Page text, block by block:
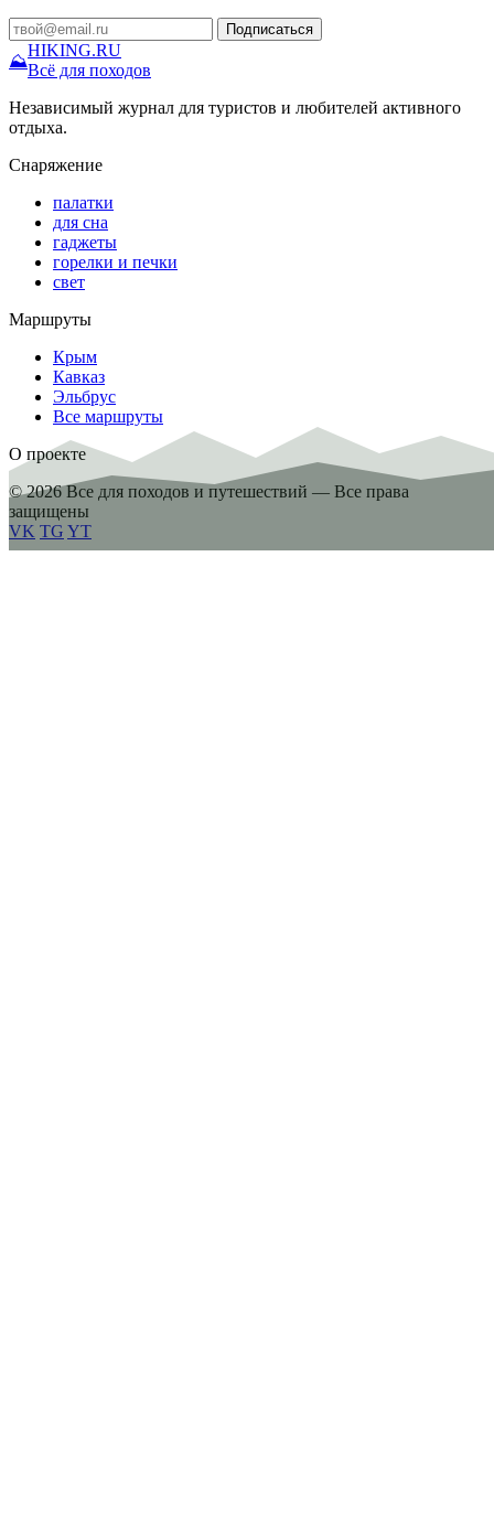
Подписаться
⛰
HIKING.RU
Всё для походов
Независимый журнал для туристов и любителей активного
отдыха.
Снаряжение
палатки
для сна
гаджеты
горелки и печки
свет
Маршруты
Крым
Кавказ
Эльбрус
Все маршруты
О проекте
© 2026 Все для походов и путешествий — Все права
защищены
VK TG YT